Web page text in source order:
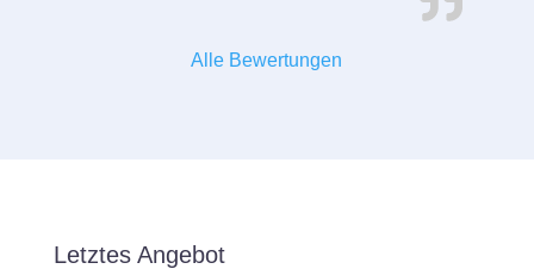
Alle Bewertungen
Letztes Angebot